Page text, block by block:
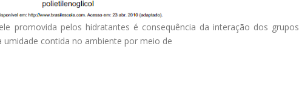
promovida pelos hidratantes é consequência da interação dos grupos
contida no ambiente por meio de